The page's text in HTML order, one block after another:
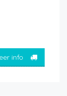
info